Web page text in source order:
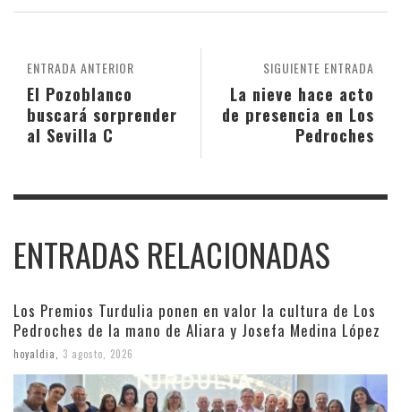
SIGUIENTE ENTRADA
La nieve hace acto
de presencia en Los
Pedroches
ENTRADA ANTERIOR
El Pozoblanco
buscará sorprender
al Sevilla C
ENTRADAS RELACIONADAS
Los Premios Turdulia ponen en valor la cultura de Los
Pedroches de la mano de Aliara y Josefa Medina López
hoyaldia, 3 agosto, 2026